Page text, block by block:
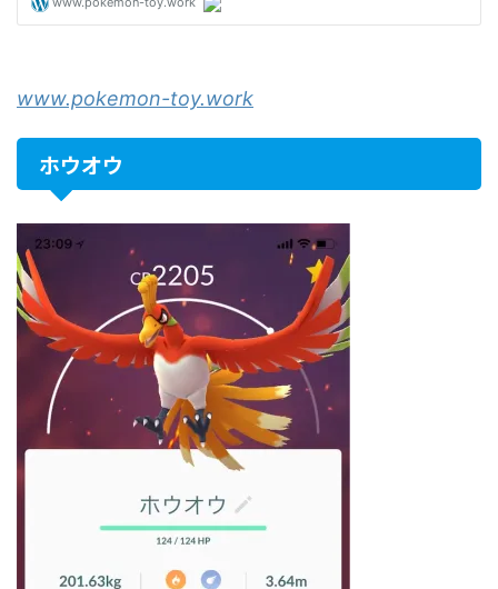
www.pokemon-toy.work
ホウオウ